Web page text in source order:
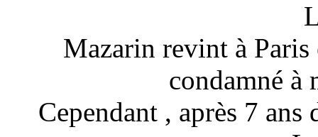
Mazarin revint à
condamné à
Cependant , après 7